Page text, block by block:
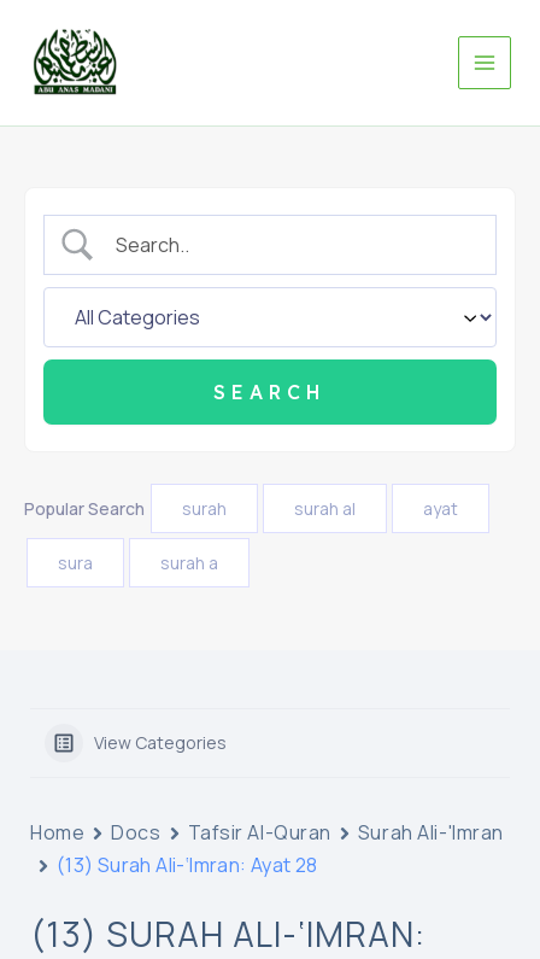
content
Popular Search surah surah al ayat
sura surah a
View Categories
Home Docs Tafsir Al-Quran
Surah Ali-'Imran
(13) Surah Ali-‘Imran: Ayat 28
(13) SURAH ALI-‘IMRAN: